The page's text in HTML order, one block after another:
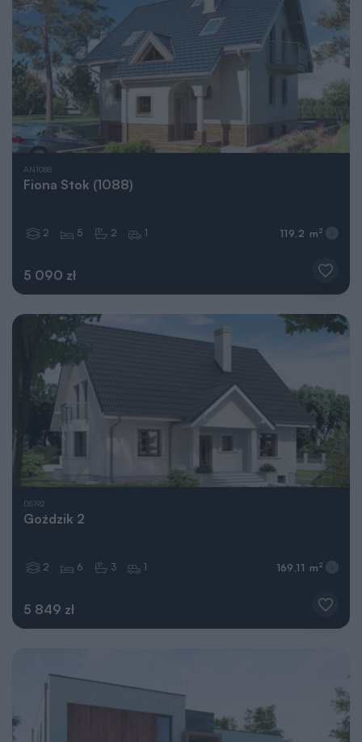
AN1088
Fiona Stok (1088)
5 090 zł
2 5 2 1 119,2 m 2
DS192
Goździk 2
5 849 zł
2 6 3 1 169,11 m 2